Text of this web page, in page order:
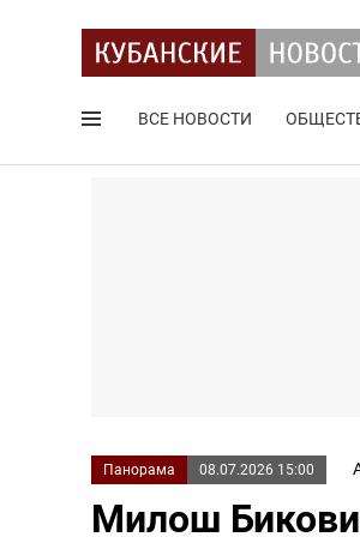
ВСЕ НОВОСТИ
Панорама 08.07.2026 15:00
Милош